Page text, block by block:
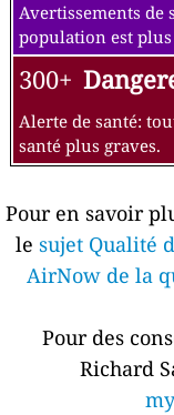
Avertissements de
population est
300+
Alerte de santé:
santé plus graves.
Pour en savoir
le sujet Qualité
AirNow de la
Pour des
Richard